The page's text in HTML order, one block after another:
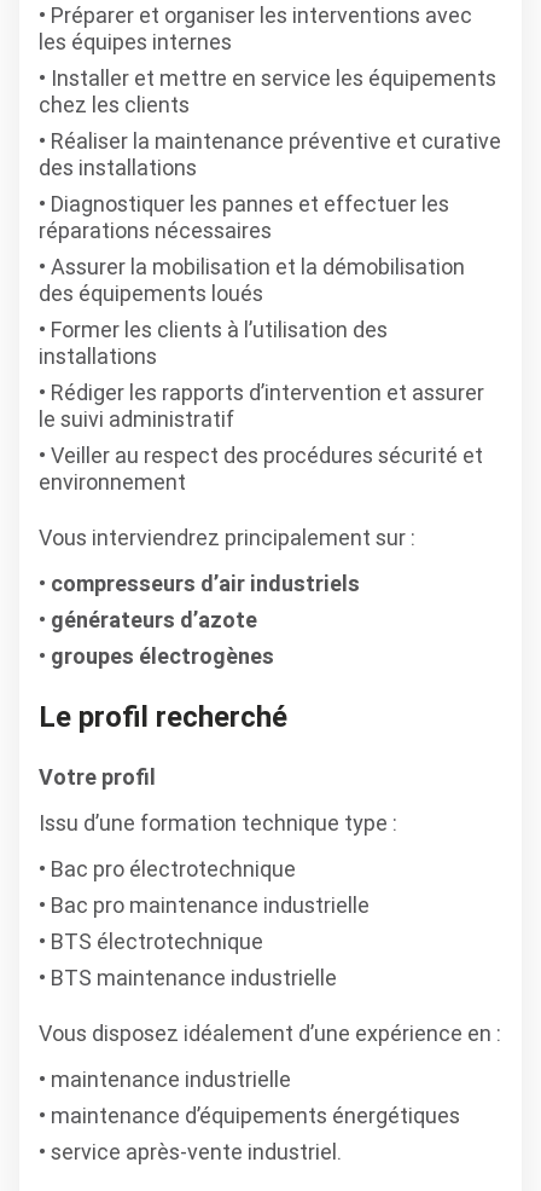
Préparer et organiser les interventions avec
les équipes internes
Installer et mettre en service les équipements
chez les clients
Réaliser la maintenance préventive et curative
des installations
Diagnostiquer les pannes et effectuer les
réparations nécessaires
Assurer la mobilisation et la démobilisation
des équipements loués
Former les clients à l’utilisation des
installations
Rédiger les rapports d’intervention et assurer
le suivi administratif
Veiller au respect des procédures sécurité et
environnement
Vous interviendrez principalement sur :
compresseurs d’air industriels
générateurs d’azote
groupes électrogènes
Le profil recherché
Votre profil
Issu d’une formation technique type :
Bac pro électrotechnique
Bac pro maintenance industrielle
BTS électrotechnique
BTS maintenance industrielle
Vous disposez idéalement d’une expérience en :
maintenance industrielle
maintenance d’équipements énergétiques
service après-vente industriel.